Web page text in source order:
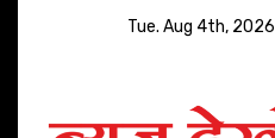
Tue. Aug 4th, 2026